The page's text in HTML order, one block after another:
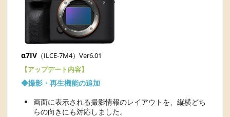
α7IV （ILCE-7M4）Ver6.01
【アップデート内容】
◆撮影・再生機能の追加
画面に表示される撮影情報のレイアウトを、縦横どち
らの向きにも対応しました。